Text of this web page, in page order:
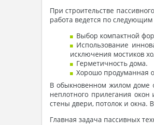
При строительстве
работа ведется по
Выбор компактной
Использование
исключения мостиков
Герметичность дома.
Хорошо продуманная
В обыкновенном жилом доме
неплотного прилегания
стены двери, потолок и окна.
Главная задача пассивных